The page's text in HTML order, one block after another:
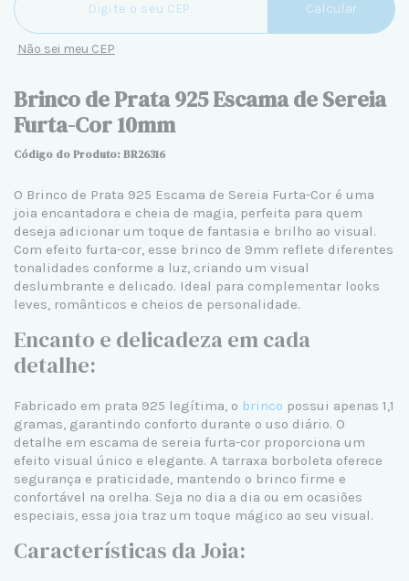
Calcular
Não sei meu CEP
Brinco de Prata 925 Escama de Sereia
Furta-Cor 10mm
Código do Produto: BR26316
O Brinco de Prata 925 Escama de Sereia Furta-Cor é uma
joia encantadora e cheia de magia, perfeita para quem
deseja adicionar um toque de fantasia e brilho ao visual.
Com efeito furta-cor, esse brinco de 9mm reflete diferentes
tonalidades conforme a luz, criando um visual
deslumbrante e delicado. Ideal para complementar looks
leves, românticos e cheios de personalidade.
Encanto e delicadeza em cada
detalhe:
Fabricado em prata 925 legítima, o brinco possui apenas 1,1
gramas, garantindo conforto durante o uso diário. O
detalhe em escama de sereia furta-cor proporciona um
efeito visual único e elegante. A tarraxa borboleta oferece
segurança e praticidade, mantendo o brinco firme e
confortável na orelha. Seja no dia a dia ou em ocasiões
especiais, essa joia traz um toque mágico ao seu visual.
Características da Joia: